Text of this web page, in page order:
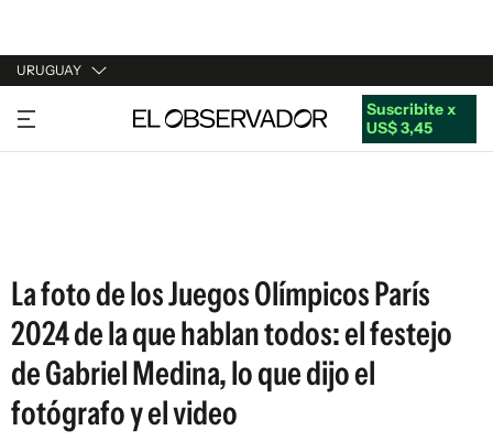
URUGUAY
URUGUAY
ARGENTINA
Suscribite x
US$ 3,45
La foto de los Juegos Olímpicos París
2024 de la que hablan todos: el festejo
de Gabriel Medina, lo que dijo el
fotógrafo y el video